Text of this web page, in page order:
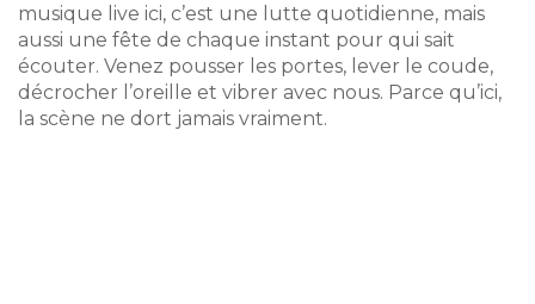
musique live ici, c’est une lutte quotidienne, mais
aussi une fête de chaque instant pour qui sait
écouter. Venez pousser les portes, lever le coude,
décrocher l’oreille et vibrer avec nous. Parce qu’ici,
la scène ne dort jamais vraiment.